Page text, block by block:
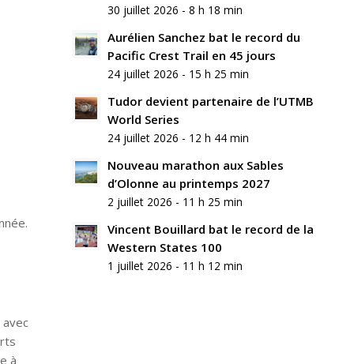
à
commentaire
Rejoindre
Nom
*
mail
*
30 juillet 2026 - 8 h 18 min
Aurélien Sanchez bat le record du
Pacific Crest Trail en 45 jours
24 juillet 2026 - 15 h 25 min
Tudor devient partenaire de l’UTMB
World Series
24 juillet 2026 - 12 h 44 min
Nouveau marathon aux Sables
d’Olonne au printemps 2027
2 juillet 2026 - 11 h 25 min
Vincent Bouillard bat le record de la
Western States 100
1 juillet 2026 - 11 h 12 min